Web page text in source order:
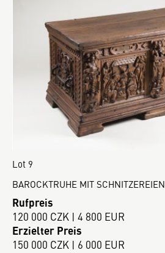
Lot 9
BAROCKTRUHE MIT SCHNITZEREIEN
Rufpreis
120 000 CZK | 4 800 EUR
Erzielter Preis
150 000 CZK | 6 000 EUR